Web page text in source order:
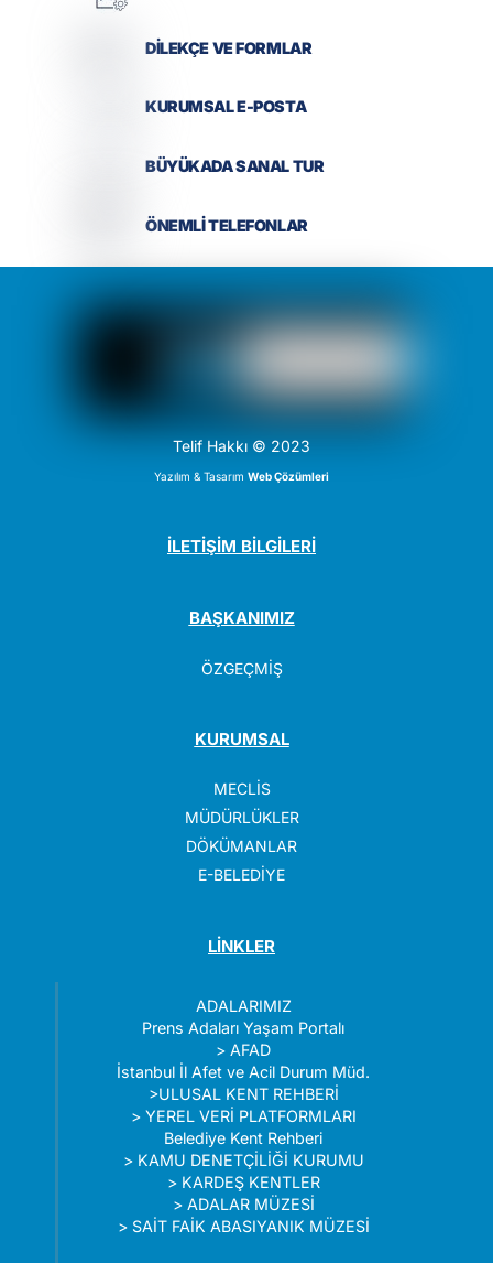
DİLEKÇE VE FORMLAR
KURUMSAL E-POSTA
BÜYÜKADA SANAL TUR
ÖNEMLİ TELEFONLAR
Telif Hakkı © 2023
Yazılım & TasarımWeb Çözümleri
İLETİŞİM BİLGİLERİ
BAŞKANIMIZ
ÖZGEÇMİŞ
KURUMSAL
MECLİS
MÜDÜRLÜKLER
DÖKÜMANLAR
E-BELEDİYE
LİNKLER
ADALARIMIZ
Prens Adaları Yaşam Portalı
>AFAD
İstanbul İl Afet ve Acil Durum Müd.
>ULUSAL KENT REHBERİ
> YEREL VERİ PLATFORMLARI
Belediye Kent Rehberi
> KAMU DENETÇİLİĞİ KURUMU
> KARDEŞ KENTLER
> ADALAR MÜZESİ
> SAİT FAİK ABASIYANIK MÜZESİ